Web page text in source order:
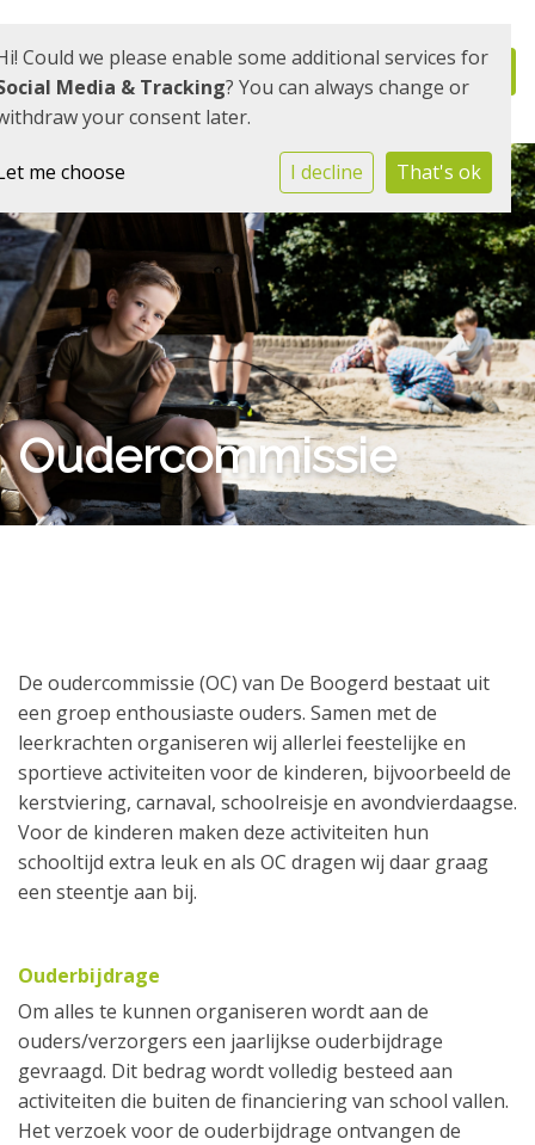
Oudercommissie
De oudercommissie (OC) van De Boogerd bestaat uit
een groep enthousiaste ouders. Samen met de
leerkrachten organiseren wij allerlei feestelijke en
sportieve activiteiten voor de kinderen, bijvoorbeeld de
kerstviering, carnaval, schoolreisje en avondvierdaagse.
Voor de kinderen maken deze activiteiten hun
schooltijd extra leuk en als OC dragen wij daar graag
een steentje aan bij.
Ouderbijdrage
Om alles te kunnen organiseren wordt aan de
ouders/verzorgers een jaarlijkse ouderbijdrage
gevraagd. Dit bedrag wordt volledig besteed aan
activiteiten die buiten de financiering van school vallen.
Het verzoek voor de ouderbijdrage ontvangen de
Could we please enable some additional services for
Media & Tracking? You can always change or
your consent later.
me choose I decline That's ok